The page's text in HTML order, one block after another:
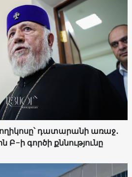
դատարանի առաջ․
Բ-ի գործի քննությունը